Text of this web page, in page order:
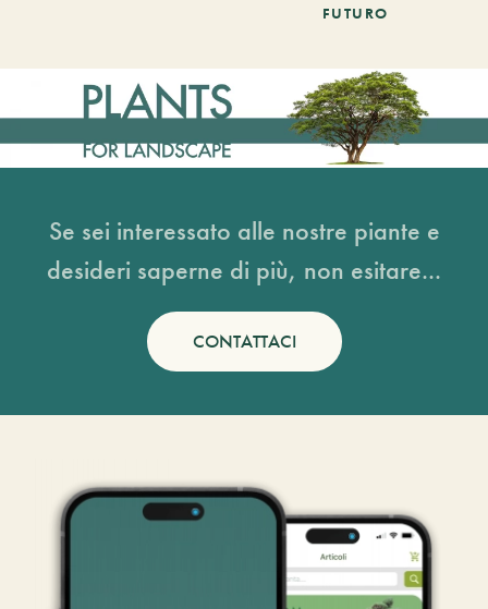
FUTURO
Se sei interessato alle nostre piante e
desideri saperne di più, non esitare...
CONTATTACI